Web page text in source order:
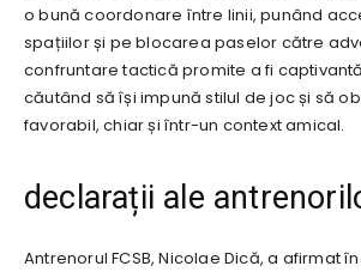
o bună coordonare între linii, punând
spațiilor și pe blocarea paselor către
confruntare tactică promite a fi
căutând să își impună stilul de joc și să
favorabil, chiar și într-un context amical.
declarații ale
Antrenorul FCSB, Nicolae Dică, a afirmat